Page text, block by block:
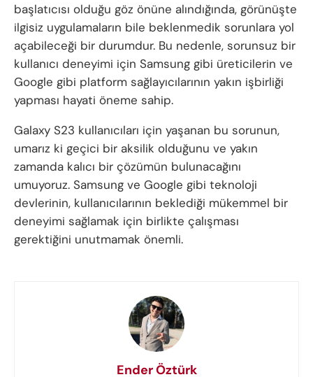
başlatıcısı olduğu göz önüne alındığında, görünüşte
ilgisiz uygulamaların bile beklenmedik sorunlara yol
açabileceği bir durumdur. Bu nedenle, sorunsuz bir
kullanıcı deneyimi için Samsung gibi üreticilerin ve
Google gibi platform sağlayıcılarının yakın işbirliği
yapması hayati öneme sahip.
Galaxy S23 kullanıcıları için yaşanan bu sorunun,
umarız ki geçici bir aksilik olduğunu ve yakın
zamanda kalıcı bir çözümün bulunacağını
umuyoruz. Samsung ve Google gibi teknoloji
devlerinin, kullanıcılarının beklediği mükemmel bir
deneyimi sağlamak için birlikte çalışması
gerektiğini unutmamak önemli.
Ender Öztürk